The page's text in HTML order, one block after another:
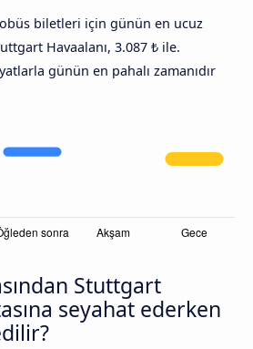
biletleri için günün en ucuz
Havaalanı, 3.087 ₺ ile.
günün en pahalı zamanıdır
Stuttgart
seyahat ederken